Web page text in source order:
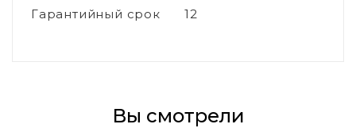
Гарантийный срок 12
Вы смотрели